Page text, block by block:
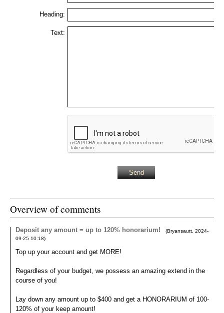
Heading:
Text:
Overview of comments
Deposit any amount = up to 120% honorarium! (Bryansautt 2024-
09-25 10:18)
Top up your account and get MORE!
Regardless of your budget, we possess an amazing extend in the
course of you!
Lay down any amount up to $400 and get a HONORARIUM of 100-
120% of your keep amount!